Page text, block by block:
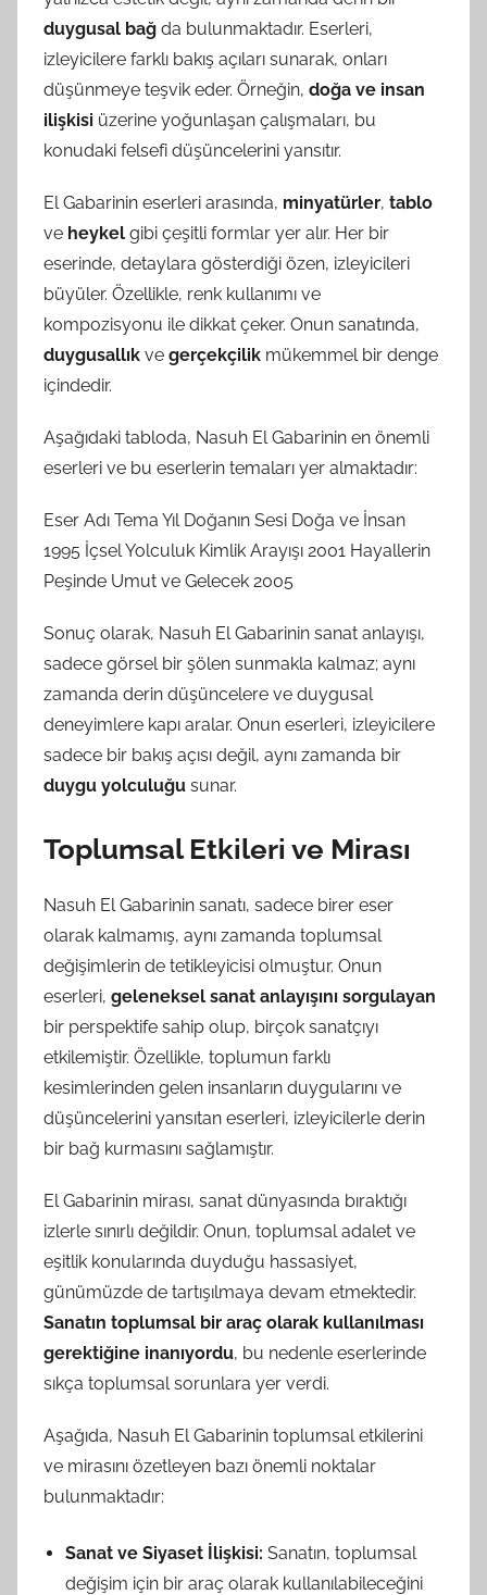
duygusal bağ da bulunmaktadır. Eserleri,
izleyicilere farklı bakış açıları sunarak, onları
düşünmeye teşvik eder. Örneğin, doğa ve insan
ilişkisi üzerine yoğunlaşan çalışmaları, bu
konudaki felsefi düşüncelerini yansıtır.
El Gabarinin eserleri arasında, minyatürler, tablo
ve heykel gibi çeşitli formlar yer alır. Her bir
eserinde, detaylara gösterdiği özen, izleyicileri
büyüler. Özellikle, renk kullanımı ve
kompozisyonu ile dikkat çeker. Onun sanatında,
duygusallık ve gerçekçilik mükemmel bir denge
içindedir.
Aşağıdaki tabloda, Nasuh El Gabarinin en önemli
eserleri ve bu eserlerin temaları yer almaktadır:
Eser Adı Tema Yıl Doğanın Sesi Doğa ve İnsan
1995 İçsel Yolculuk Kimlik Arayışı 2001 Hayallerin
Peşinde Umut ve Gelecek 2005
Sonuç olarak, Nasuh El Gabarinin sanat anlayışı,
sadece görsel bir şölen sunmakla kalmaz; aynı
zamanda derin düşüncelere ve duygusal
deneyimlere kapı aralar. Onun eserleri, izleyicilere
sadece bir bakış açısı değil, aynı zamanda bir
duygu yolculuğu sunar.
Toplumsal Etkileri ve Mirası
Nasuh El Gabarinin sanatı, sadece birer eser
olarak kalmamış, aynı zamanda toplumsal
değişimlerin de tetikleyicisi olmuştur. Onun
eserleri, geleneksel sanat anlayışını sorgulayan
bir perspektife sahip olup, birçok sanatçıyı
etkilemiştir. Özellikle, toplumun farklı
kesimlerinden gelen insanların duygularını ve
düşüncelerini yansıtan eserleri, izleyicilerle derin
bir bağ kurmasını sağlamıştır.
El Gabarinin mirası, sanat dünyasında bıraktığı
izlerle sınırlı değildir. Onun, toplumsal adalet ve
eşitlik konularında duyduğu hassasiyet,
günümüzde de tartışılmaya devam etmektedir.
Sanatın toplumsal bir araç olarak kullanılması
gerektiğine inanıyordu, bu nedenle eserlerinde
sıkça toplumsal sorunlara yer verdi.
Aşağıda, Nasuh El Gabarinin toplumsal etkilerini
ve mirasını özetleyen bazı önemli noktalar
bulunmaktadır:
Sanat ve Siyaset İlişkisi: Sanatın, toplumsal
değişim için bir araç olarak kullanılabileceğini